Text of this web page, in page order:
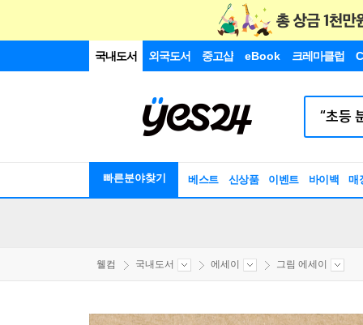
국내도서 외국도서 중고샵 eBook 크레마클럽
빠른분야찾기 베스트 신상품 이벤트 바이백 매
웰컴 국내도서 에세이 그림 에세이